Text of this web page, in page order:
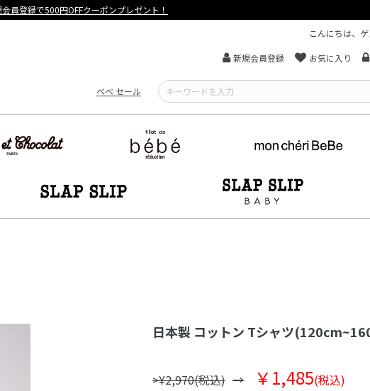
【重要】熊本地震による遅延可能性について
こんにちは、
新規会員登録 お気に入り
べべ セール
日本製 コットン Tシャツ
>¥2,970(税込) ￥1,485(税込)